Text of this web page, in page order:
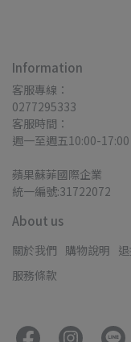
Information
客服專線：
0277295333
客服時間：
週一至週五10:00-17:00
蘋果蘇菲國際企業
統一編號:31722072
About us
關於我們 購物說明
服務條款